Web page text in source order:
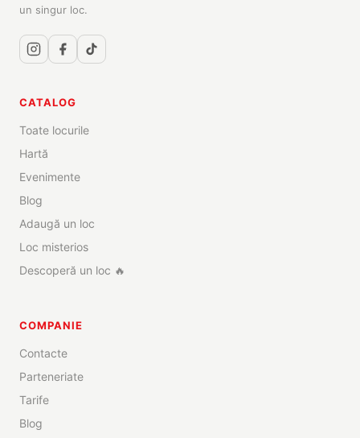
un singur loc.
CATALOG
Toate locurile
Hartă
Evenimente
Blog
Adaugă un loc
Loc misterios
Descoperă un loc 🔥
COMPANIE
Contacte
Parteneriate
Tarife
Blog